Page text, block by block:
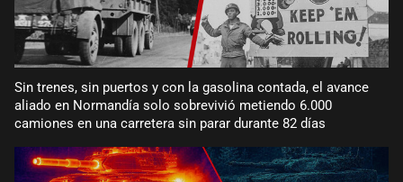
Sin trenes, sin puertos y con la gasolina contada, el avance
aliado en Normandía solo sobrevivió metiendo 6.000
camiones en una carretera sin parar durante 82 días